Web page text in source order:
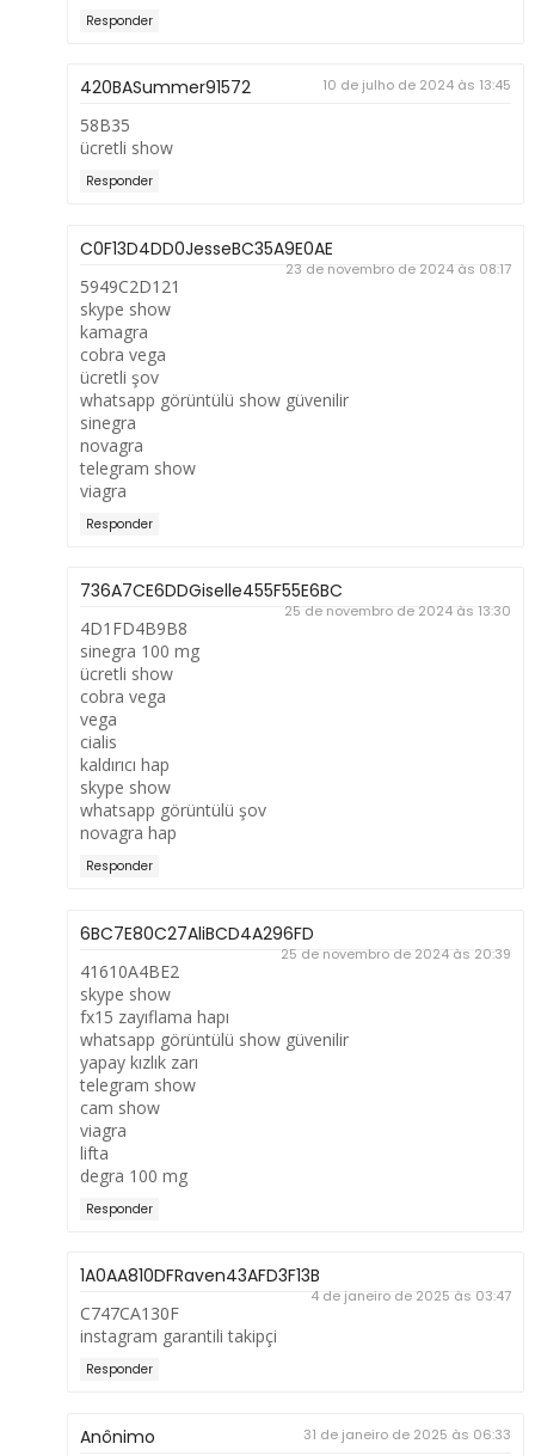
Responder
420BASummer91572 10 de julho de 2024 às 13:45
58B35
ücretli show
Responder
C0F13D4DD0JesseBC35A9E0AE
23 de novembro de 2024 às 08:17
5949C2D121
skype show
kamagra
cobra vega
ücretli şov
whatsapp görüntülü show güvenilir
sinegra
novagra
telegram show
viagra
Responder
736A7CE6DDGiselle455F55E6BC
25 de novembro de 2024 às 13:30
4D1FD4B9B8
sinegra 100 mg
ücretli show
cobra vega
vega
cialis
kaldırıcı hap
skype show
whatsapp görüntülü şov
novagra hap
Responder
6BC7E80C27AliBCD4A296FD
25 de novembro de 2024 às 20:39
41610A4BE2
skype show
fx15 zayıflama hapı
whatsapp görüntülü show güvenilir
yapay kızlık zarı
telegram show
cam show
viagra
lifta
degra 100 mg
Responder
1A0AA810DFRaven43AFD3F13B
4 de janeiro de 2025 às 03:47
C747CA130F
instagram garantili takipçi
Responder
Anônimo 31 de janeiro de 2025 às 06:33